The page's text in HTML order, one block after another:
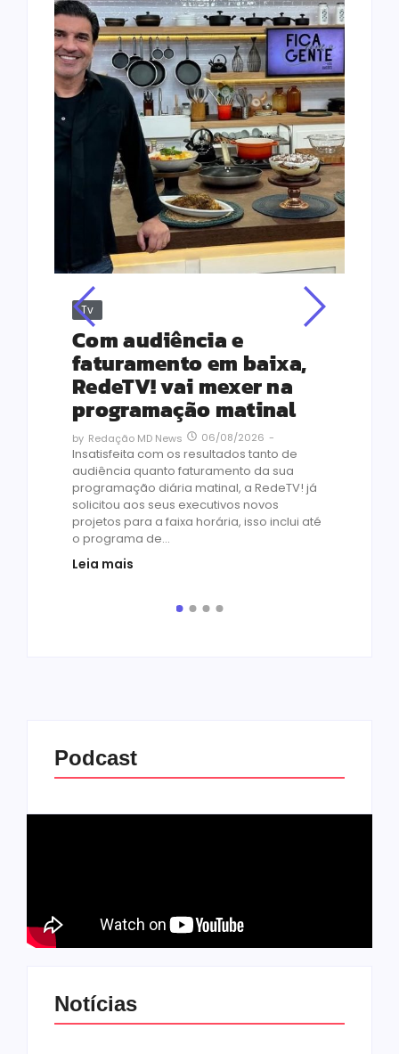
Tv
Com audiência e
faturamento em baixa,
RedeTV! vai mexer na
programação matinal
by Redação MD News 06/08/2026 -
Insatisfeita com os resultados tanto de
audiência quanto faturamento da sua
programação diária matinal, a RedeTV! já
solicitou aos seus executivos novos
projetos para a faixa horária, isso inclui até
o programa de...
Leia mais
Podcast
Notícias